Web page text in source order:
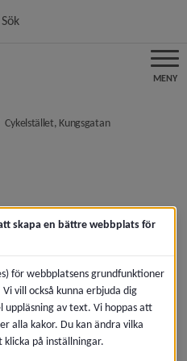
Sök
MENY
i brödsmulenavigeringen
Cykelstället, Kungsgatannivå i
skapa en bättre webbplats för
för webbplatsens grundfunktioner
vill också kunna erbjuda dig
av text. Vi hoppas att
alla kakor. Du kan ändra vilka
klicka på inställningar.